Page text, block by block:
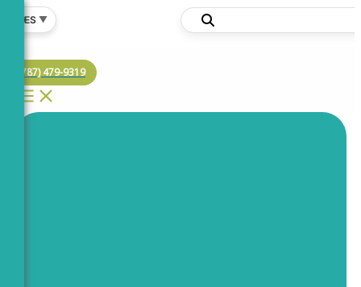
contenido
ES ▼
(787) 479-9319